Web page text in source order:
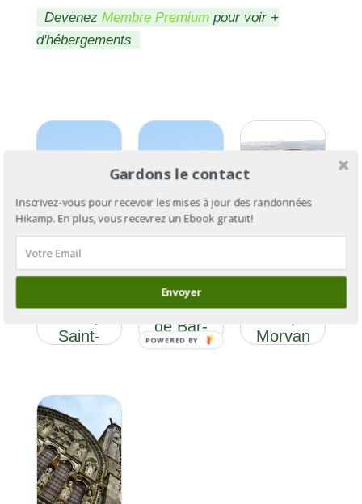
Devenez Membre Premiumpour voir +
d'hébergements
GR®654 :
la Via
Saint-
la Via
Vezeliensis
Section 4 :
de Bar-
sur-Seine
GR®13:
Gâtinais
Morvan
Gardons le contact
Inscrivez-vous pour recevoir les mises à jour des randonnées
Hikamp. En plus, vous recevrez un Ebook gratuit!
Envoyer
POWERED BY